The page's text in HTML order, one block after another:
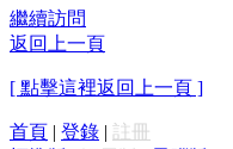
繼續訪問
返回上一頁
[ 點擊這裡返回上一頁 ]
首頁 | 登錄 | 註冊